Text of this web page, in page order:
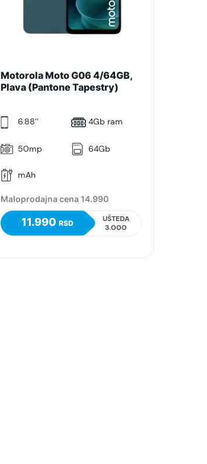
Motorola Moto G06 4/64GB,
Plava (Pantone Tapestry)
6.88’’ 4Gb ram
50mp 64Gb
mAh
Maloprodajna cena 14.990
11.990RSD
UŠTEDA
3.000